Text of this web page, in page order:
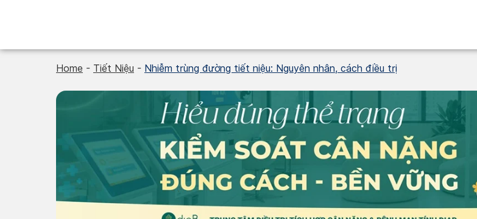
Home - Tiết Niệu - Nhiễm trùng đường tiết niệu: Nguyên nhân, cách điều trị